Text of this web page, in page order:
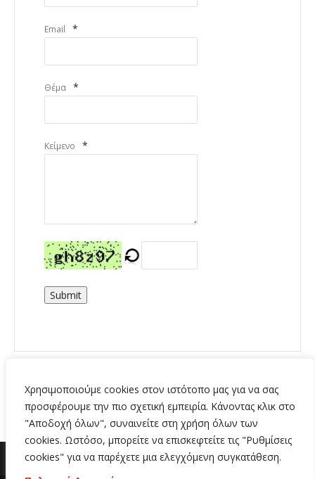
Χρησιμοποιούμε cookies στον ιστότοπο μας για να σας
προσφέρουμε την πιο σχετική εμπειρία. Κάνοντας κλικ στο
"Αποδοχή όλων", συναινείτε στη χρήση όλων των
cookies. Ωστόσο, μπορείτε να επισκεφτείτε τις "Ρυθμίσεις
cookies" για να παρέχετε μια ελεγχόμενη συγκατάθεση.
Email *
Θέμα *
Κείμενο *
Submit